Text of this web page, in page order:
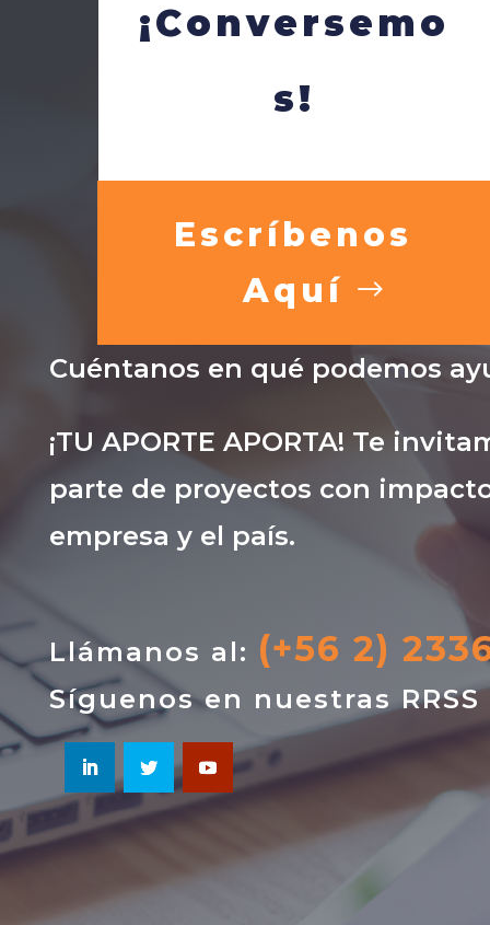
¡Conversemo
s!
Escríbenos
Aquí
Cuéntanos en qué podemos
¡TU APORTE APORTA! Te
parte de proyectos con
empresa y el país.
Llámanos al: (+56 2)
Síguenos en nuestras RRSS